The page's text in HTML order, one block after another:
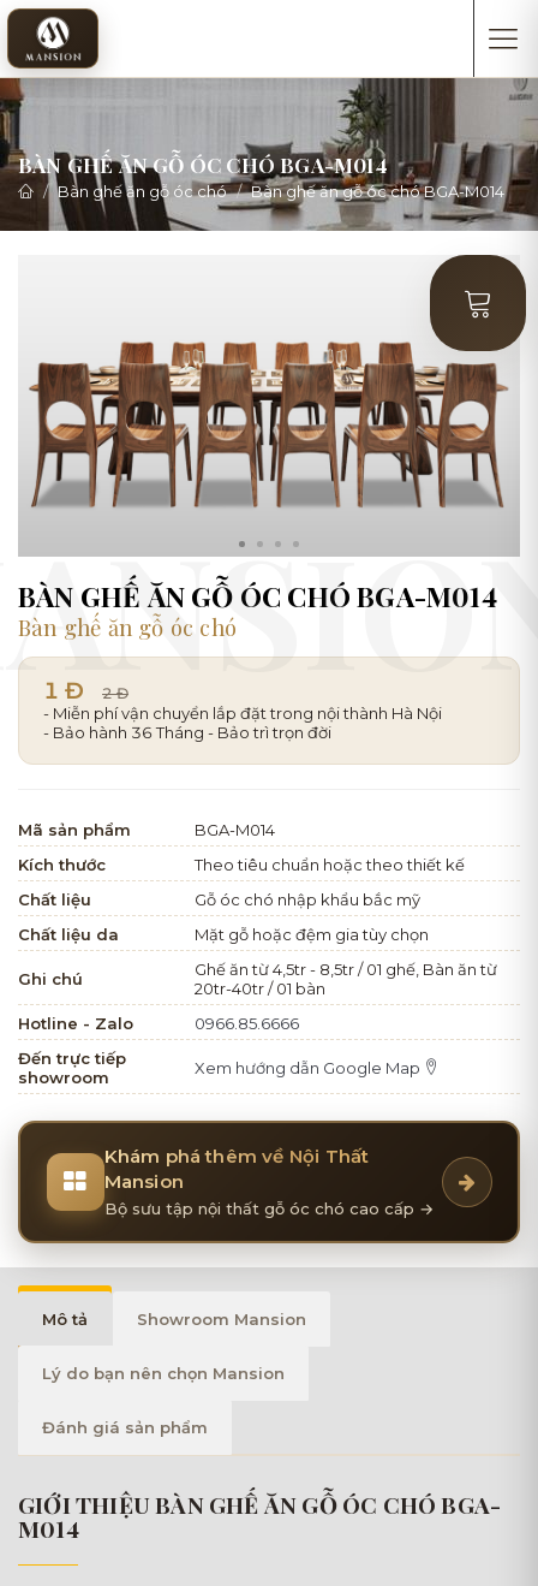
BÀN GHẾ ĂN GỖ ÓC CHÓ BGA-M014
Bàn ghế ăn gỗ óc chó Bàn ghế ăn gỗ óc chó BGA-M014
BÀN GHẾ ĂN GỖ ÓC CHÓ BGA-M014
Bàn ghế ăn gỗ óc chó
1 Đ 2 Đ
- Miễn phí vận chuyển lắp đặt trong nội thành Hà Nội
- Bảo hành 36 Tháng - Bảo trì trọn đời
Mã sản phẩm
BGA-M014
Kích thước
Theo tiêu chuẩn hoặc theo thiết kế
Chất liệu
Gỗ óc chó nhập khẩu bắc mỹ
Chất liệu da
Mặt gỗ hoặc đệm gia tùy chọn
Ghi chú
Ghế ăn từ 4,5tr - 8,5tr / 01 ghế, Bàn ăn từ
20tr-40tr / 01 bàn
Hotline - Zalo
0966.85.6666
Đến trực tiếp
showroom
Xem hướng dẫn Google Map
Khám phá thêm về Nội Thất
Mansion
Bộ sưu tập nội thất gỗ óc chó cao cấp →
Mô tả Showroom Mansion
Lý do bạn nên chọn Mansion
Đánh giá sản phẩm
GIỚI THIỆU BÀN GHẾ ĂN GỖ ÓC CHÓ BGA-
M014